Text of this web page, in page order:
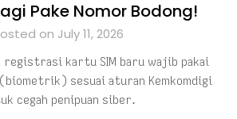
Pake Nomor Bodong!
on July 11, 2026
registrasi kartu SIM baru wajib pakai
sesuai aturan Kemkomdigi
cegah penipuan siber.